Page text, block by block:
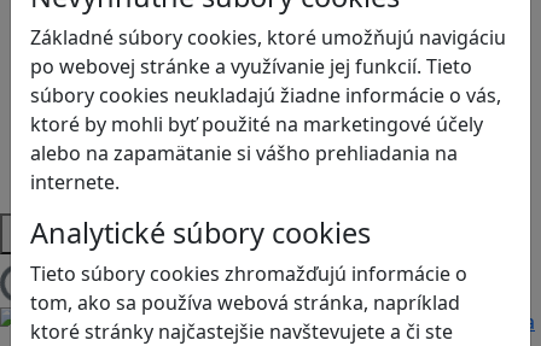
Základné súbory cookies, ktoré umožňujú navigáciu
po webovej stránke a využívanie jej funkcií. Tieto
súbory cookies neukladajú žiadne informácie o vás,
ktoré by mohli byť použité na marketingové účely
alebo na zapamätanie si vášho prehliadania na
internete.
Analytické súbory cookies
Tieto súbory cookies zhromažďujú informácie o
tom, ako sa používa webová stránka, napríklad
ktoré stránky najčastejšie navštevujete a či ste
Logické myslenie
Ľudské práva a tolerancia
Motorika a koncentrácia
Programovanie/Technika
Sociálne zručnosti a kooperácia
Strategické myslenie
Zdravie a pohyb
Platformy
Načítam blogy